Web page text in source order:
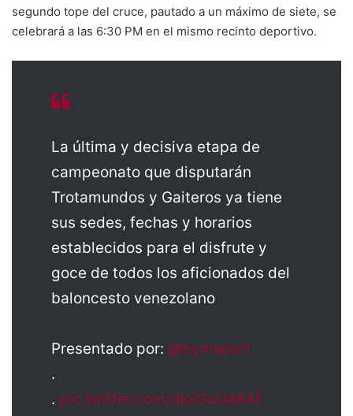
segundo tope del cruce, pautado a un máximo de siete, se
celebrará a las 6:30 PM en el mismo recinto deportivo.
La última y decisiva etapa de
campeonato que disputarán
Trotamundos y Gaiteros ya tiene
sus sedes, fechas y horarios
establecidos para el disfrute y
goce de todos los aficionados del
baloncesto venezolano
Presentado por: @bymsport
.
. pic.twitter.com/dkxGuOa8AE